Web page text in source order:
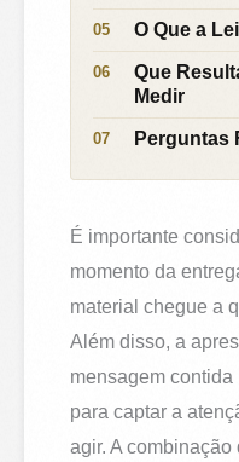
O Que a
Que
Medir
Perguntas
É importante
momento da
material chegue a
Além disso, a
mensagem
para captar a
agir. A